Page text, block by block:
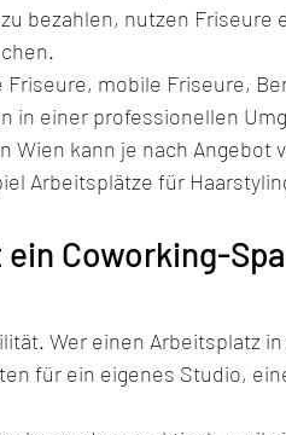
bezahlen, nutzen
Friseure, mobile Friseure,
in einer professionellen
Wien kann je nach Angebot
Arbeitsplätze für
Coworking-
Wer einen Arbeitsplatz
für ein eigenes Studio,